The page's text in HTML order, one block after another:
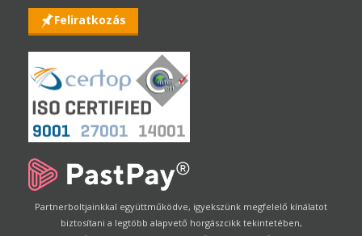
Feliratkozás
Partnerboltjainkkal együttműködve, igyekszünk megfelelő kínálatot
biztosítani a legtöbb alapvető horgászcikk tekintetében,